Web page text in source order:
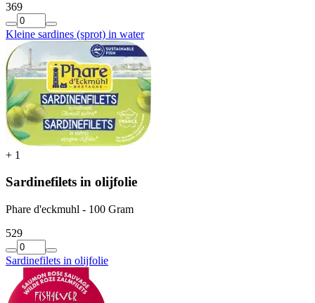
369
Kleine sardines (sprot) in water
+ 1
Sardinefilets in olijfolie
Phare d'eckmuhl - 100 Gram
529
Sardinefilets in olijfolie